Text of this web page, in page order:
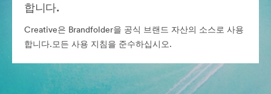
합니다.
Creative은 Brandfolder을 공식 브랜드 자산의 소스로 사용
합니다.모든 사용 지침을 준수하십시오.